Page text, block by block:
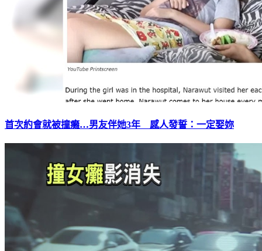
首次約會就被撞癱…男友伴她3年 感人發誓：一定娶妳